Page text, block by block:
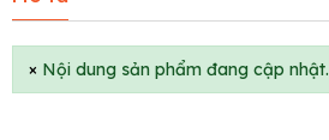
× Nội dung sản phẩm đang cập nhật.